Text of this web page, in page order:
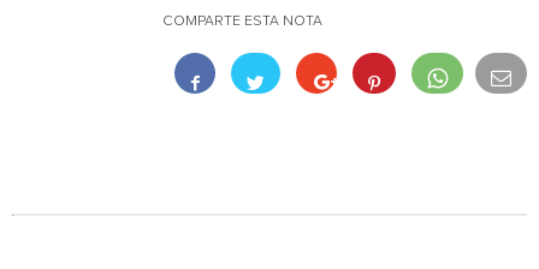
COMPARTE ESTA NOTA